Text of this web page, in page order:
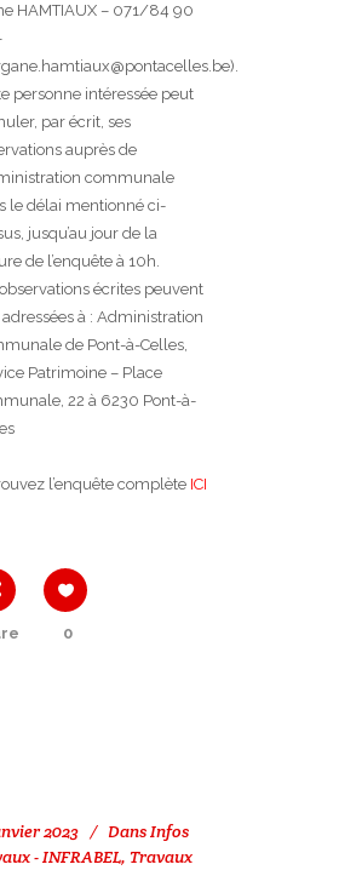
HAMTIAUX – 071/84 90
personne intéressée peut
par écrit, ses
auprès de
communale
le délai mentionné ci-
jusqu’au jour de la
de l’enquête à 10h.
écrites peuvent
à : Administration
de Pont-à-Celles,
Patrimoine – Place
22 à 6230 Pont-à-
l’enquête complète ICI
0
2023 DansInfos
- INFRABEL, Travaux